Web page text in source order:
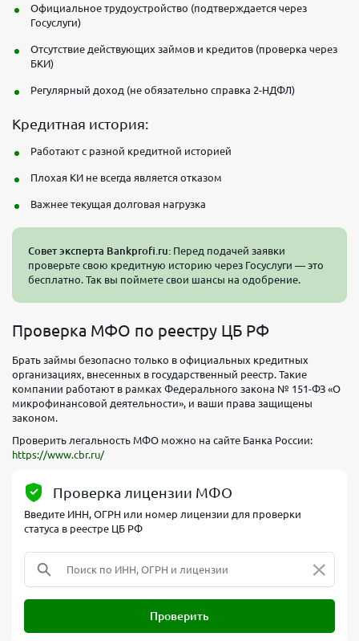
Официальное трудоустройство (подтверждается через
Госуслуги)
Отсутствие действующих займов и кредитов (проверка через
БКИ)
Регулярный доход (не обязательно справка 2-НДФЛ)
Кредитная история:
Работают с разной кредитной историей
Плохая КИ не всегда является отказом
Важнее текущая долговая нагрузка
Совет эксперта Bankprofi.ru: Перед подачей заявки
проверьте свою кредитную историю через Госуслуги — это
бесплатно. Так вы поймете свои шансы на одобрение.
Проверка МФО по реестру ЦБ РФ
Брать займы безопасно только в официальных кредитных
организациях, внесенных в государственный реестр. Такие
компании работают в рамках Федерального закона № 151-ФЗ «О
микрофинансовой деятельности», и ваши права защищены
законом.
Проверить легальность МФО можно на сайте Банка России:
https://www.cbr.ru/
Проверка лицензии МФО
Введите ИНН, ОГРН или номер лицензии для проверки
статуса в реестре ЦБ РФ
Проверить
×